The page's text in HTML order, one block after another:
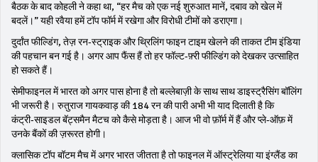
बैठक के बाद कोहली ने कहा था, “हर मैच को एक नई शुरुआत मानें, दबाव को खेल में
बदलें।” यही रवैया हमें टॉप फॉर्म में रखेगा और विरोधी टीमों को डराएगा।
दुर्दांत फील्डिंग, तेज़ रन‑स्ट्राइक और थ्रिलिंग फाइन टाइम खेलने की ताकत टीम इंडिया
की पहचान बन गई है। अगर आप फैंस हैं तो हर फॉल्ट‑फ़्री फील्डिंग को देखकर उत्साहित
हो सकते हैं।
सेमीफाइनल में भारत को अगर पास होना है तो बल्लेबाज़ी के साथ साथ डाइस्ट्रैसिंग बॉलिंग
भी जरूरी है। रुतुराज गायकवाड़ की 184 रन की पारी अभी भी याद दिलाती है कि
कंट्री‑साइडल बॅट्समैन मैटच को कैसे मोड़ता है। आज भी वो फ़ॉर्म में हैं और प्ले‑ऑफ़ में
उनके बैंकों की ज़रूरत होगी।
क्लासिक टॉप बॉटम मैच में अगर भारत जीतता है तो फाइनल में ऑस्ट्रेलिया या इंग्लैंड का